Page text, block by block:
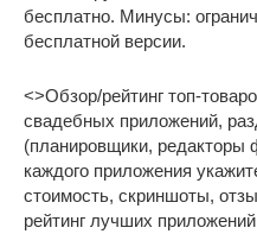
бесплатно. Минусы:
бесплатной версии.
<>Обзор/рейтинг топ-
свадебных приложений,
(планировщики, редакторы
каждого приложения
стоимость, скриншоты,
рейтинг лучших